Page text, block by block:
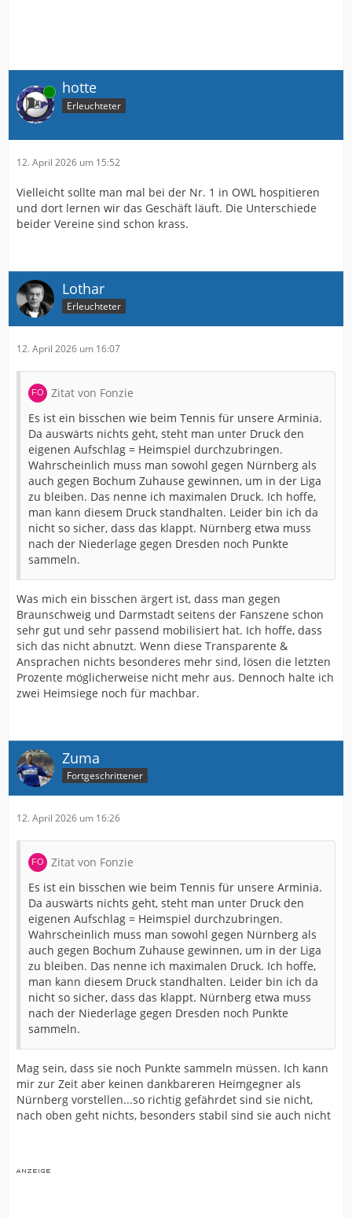
Online hotte
Erleuchteter
12. April 2026 um 15:52
Vielleicht sollte man mal bei der Nr. 1 in OWL hospitieren
und dort lernen wir das Geschäft läuft. Die Unterschiede
beider Vereine sind schon krass.
Lothar
Erleuchteter
12. April 2026 um 16:07
Zitat von Fonzie
Es ist ein bisschen wie beim Tennis für unsere Arminia.
Da auswärts nichts geht, steht man unter Druck den
eigenen Aufschlag = Heimspiel durchzubringen.
Wahrscheinlich muss man sowohl gegen Nürnberg als
auch gegen Bochum Zuhause gewinnen, um in der Liga
zu bleiben. Das nenne ich maximalen Druck. Ich hoffe,
man kann diesem Druck standhalten. Leider bin ich da
nicht so sicher, dass das klappt. Nürnberg etwa muss
nach der Niederlage gegen Dresden noch Punkte
sammeln.
Was mich ein bisschen ärgert ist, dass man gegen
Braunschweig und Darmstadt seitens der Fanszene schon
sehr gut und sehr passend mobilisiert hat. Ich hoffe, dass
sich das nicht abnutzt. Wenn diese Transparente &
Ansprachen nichts besonderes mehr sind, lösen die letzten
Prozente möglicherweise nicht mehr aus. Dennoch halte ich
zwei Heimsiege noch für machbar.
Zuma
Fortgeschrittener
12. April 2026 um 16:26
Zitat von Fonzie
Es ist ein bisschen wie beim Tennis für unsere Arminia.
Da auswärts nichts geht, steht man unter Druck den
eigenen Aufschlag = Heimspiel durchzubringen.
Wahrscheinlich muss man sowohl gegen Nürnberg als
auch gegen Bochum Zuhause gewinnen, um in der Liga
zu bleiben. Das nenne ich maximalen Druck. Ich hoffe,
man kann diesem Druck standhalten. Leider bin ich da
nicht so sicher, dass das klappt. Nürnberg etwa muss
nach der Niederlage gegen Dresden noch Punkte
sammeln.
Mag sein, dass sie noch Punkte sammeln müssen. Ich kann
mir zur Zeit aber keinen dankbareren Heimgegner als
Nürnberg vorstellen...so richtig gefährdet sind sie nicht,
nach oben geht nichts, besonders stabil sind sie auch nicht